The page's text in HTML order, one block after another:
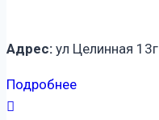
Адрес: ул Целинная 13г
Подробнее